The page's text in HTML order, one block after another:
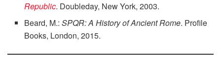
Republic. Doubleday, New York, 2003.
Beard, M.:SPQR: A History of Ancient Rome. Profile
Books, London, 2015.